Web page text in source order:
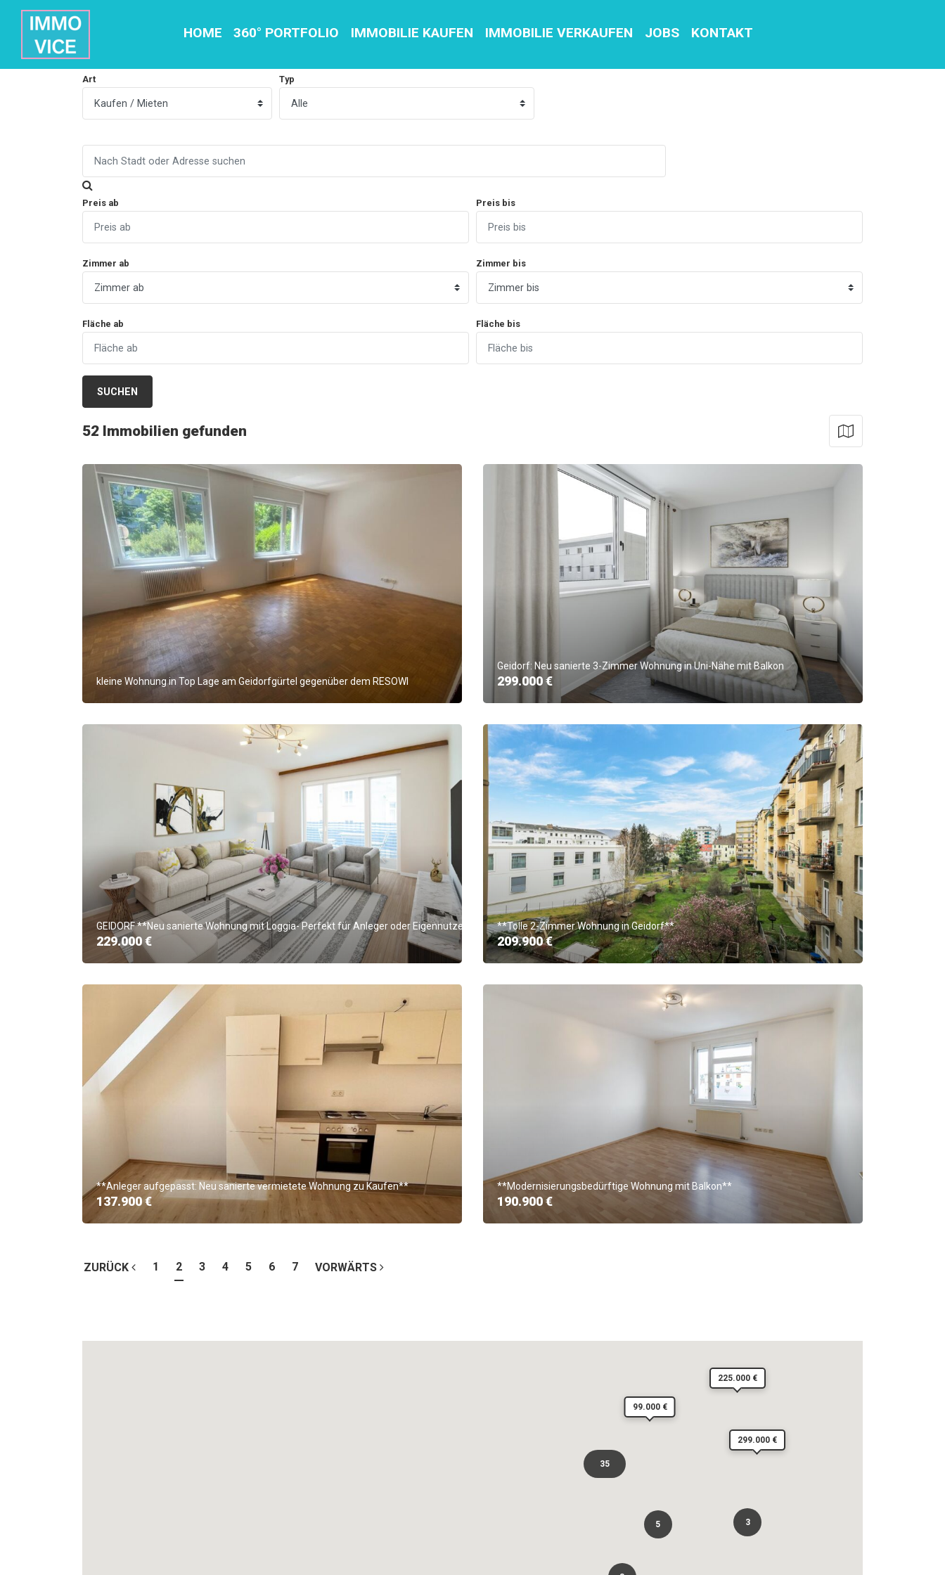
HOME 360° PORTFOLIO IMMOBILIE KAUFEN IMMOBILIE VERKAUFEN JOBS KONTAKT
Art Typ
Preis ab Preis bis
Zimmer ab Zimmer bis
Fläche ab Fläche bis
SUCHEN
52 Immobilien gefunden
kleine Wohnung in Top Lage am Geidorfgürtel gegenüber dem RESOWI
Geidorf: Neu sanierte 3-Zimmer Wohnung in Uni-Nähe mit Balkon
299.000 €
GEIDORF **Neu sanierte Wohnung mit Loggia- Perfekt für Anleger oder Eigennutzer**
229.000 €
**Tolle 2-Zimmer Wohnung in Geidorf**
209.900 €
**Anleger aufgepasst: Neu sanierte vermietete Wohnung zu Kaufen**
137.900 €
**Modernisierungsbedürftige Wohnung mit Balkon**
190.900 €
ZURÜCK 1 2 3 4 5 6 7 VORWÄRTS
99.000 €
225.000 €
299.000 €
35
3
5